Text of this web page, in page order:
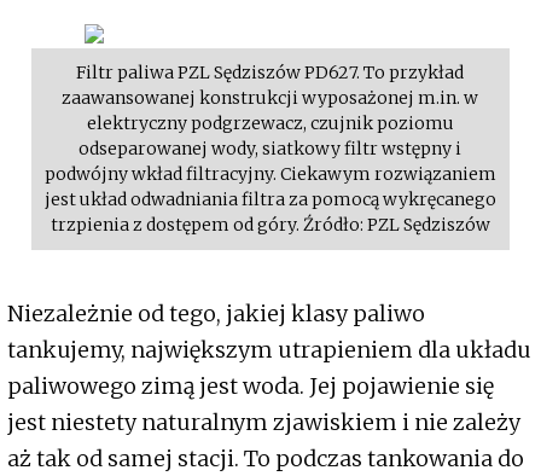
Filtr paliwa PZL Sędziszów PD627. To przykład
zaawansowanej konstrukcji wyposażonej m.in. w
elektryczny podgrzewacz, czujnik poziomu
odseparowanej wody, siatkowy filtr wstępny i
podwójny wkład filtracyjny. Ciekawym rozwiązaniem
jest układ odwadniania filtra za pomocą wykręcanego
trzpienia z dostępem od góry. Źródło: PZL Sędziszów
Niezależnie od tego, jakiej klasy paliwo
tankujemy, największym utrapieniem dla układu
paliwowego zimą jest woda. Jej pojawienie się
jest niestety naturalnym zjawiskiem i nie zależy
aż tak od samej stacji. To podczas tankowania do